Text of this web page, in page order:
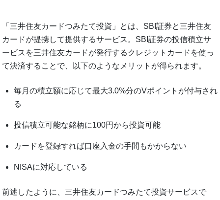
「三井住友カードつみたて投資」とは、SBI証券と三井住友
カードが提携して提供するサービス。SBI証券の投信積立サ
ービスを三井住友カードが発行するクレジットカードを使っ
て決済することで、以下のようなメリットが得られます。
毎月の積立額に応じて最大3.0%分のVポイントが付与され
る
投信積立可能な銘柄に100円から投資可能
カードを登録すれば口座入金の手間もかからない
NISAに対応している
前述したように、三井住友カードつみたて投資サービスで